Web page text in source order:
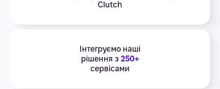
Clutch
Інтегруємо наші
рішення з 250+
сервісами